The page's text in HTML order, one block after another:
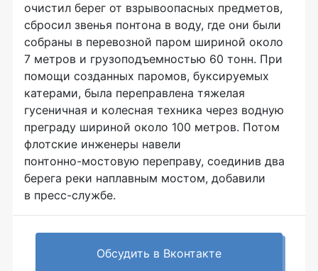
очистил берег от взрывоопасных предметов,
сбросил звенья понтона в воду, где они были
собраны в перевозной паром шириной около
7 метров и грузоподъемностью 60 тонн. При
помощи созданных паромов, буксируемых
катерами, была переправлена тяжелая
гусеничная и колесная техника через водную
преграду шириной около 100 метров. Потом
флотские инженеры навели
понтонно-мостовую переправу, соединив два
берега реки наплавным мостом, добавили
в пресс-службе.
Обсудить в Вконтакте